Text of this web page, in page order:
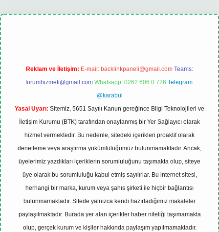
Reklam ve İletişim: E-mail: backlinkpaneli@gmail.com Teams:
forumhizmeti@gmail.com Whatsapp: 0262 606 0 726 Telegram:
@karabul
Yasal Uyarı: Sitemiz, 5651 Sayılı Kanun gereğince Bilgi Teknolojileri ve
İletişim Kurumu (BTK) tarafından onaylanmış bir Yer Sağlayıcı olarak
hizmet vermektedir. Bu nedenle, sitedeki içerikleri proaktif olarak
denetleme veya araştırma yükümlülüğümüz bulunmamaktadır. Ancak,
üyelerimiz yazdıkları içeriklerin sorumluluğunu taşımakta olup, siteye
üye olarak bu sorumluluğu kabul etmiş sayılırlar. Bu internet sitesi,
herhangi bir marka, kurum veya şahıs şirketi ile hiçbir bağlantısı
bulunmamaktadır. Sitede yalnızca kendi hazırladığımız makaleler
paylaşılmaktadır. Burada yer alan içerikler haber niteliği taşımamakta
olup, gerçek kurum ve kişiler hakkında paylaşım yapılmamaktadır.